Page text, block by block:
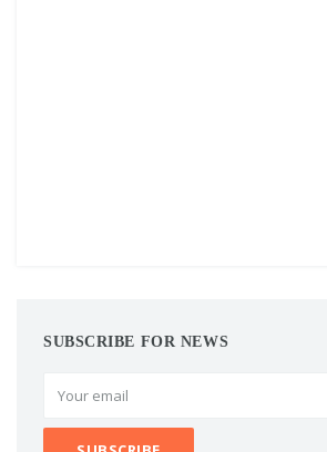
SUBSCRIBE FOR NEWS